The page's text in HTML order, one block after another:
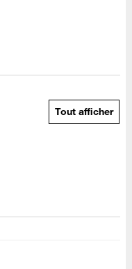
Tout afficher